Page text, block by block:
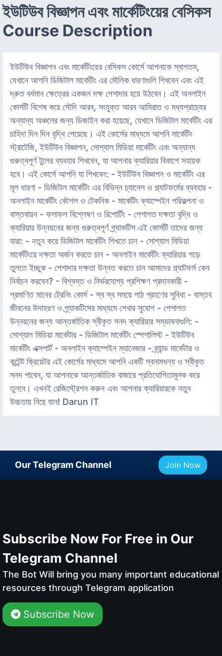
ইউটিউব বিজ্ঞাপন এবং মার্কেটিংয়ের বেসিকস
Course Description
ইউটিউব বিজ্ঞাপন এবং মার্কেটিংয়ের বেসিকস কোর্সে আপনাকে স্বাগতম,
যেখানে আপনি ডিজিটাল মার্কেটিং এর মৌলিক ধারণাগুলি শিখবেন এবং এই
দ্রুত বর্ধমান ক্ষেত্রের একজন দক্ষ পেশাদার হয়ে উঠবেন। এই অনলাইন
কোর্সটি বিশেষ করে সৌদি আরব, সংযুক্ত আরব আমিরাত ও মধ্যপ্রাচ্যের
অন্যান্য অঞ্চলের জন্য ডিজাইন করা হয়েছে, যেখানে ডিজিটাল মার্কেটিং এর
চাহিদা দিন দিন বৃদ্ধি পেয়েছে। এই কোর্সের মাধ্যমে আপনি মার্কেটিং
স্ট্রাটেজি, ইউটিউব বিজ্ঞাপন, সোশ্যাল মিডিয়া মার্কেটিং এবং অন্যান্য
গুরুত্বপূর্ণ টুলের ব্যবহার শিখবেন, যা আপনার ক্যারিয়ার বিকাশে সহায়ক
হবে। এই কোর্সে আপনি যা শিখবেন: - ইউটিউব বিজ্ঞাপন ও মার্কেটিং এর
মূল ধারণা - ডিজিটাল মার্কেটিং এর বিভিন্ন চ্যানেল ও প্ল্যাটফর্মের ব্যবহার -
অনলাইন মার্কেটিং কৌশল ও টেকনিক - মার্কেটিং ক্যাম্পেইন পরিকল্পনা ও
বাস্তবায়ন - ফলাফল বিশ্লেষণ ও রিপোর্টিং - পেশাগত দক্ষতা বৃদ্ধি ও
ক্যারিয়ার উন্নয়নের জন্য গুরুত্বপূর্ণ প্র্যাকটিস এই কোর্সটি তাদের জন্য
যারা: - নতুন করে ডিজিটাল মার্কেটিং শিখতে চান - সোশ্যাল মিডিয়া
মার্কেটিংয়ে দক্ষতা অর্জন করতে চান - অনলাইন মার্কেটিং ক্যারিয়ার গড়ে
তুলতে ইচ্ছুক - পেশাদার দক্ষতা উন্নত করতে চান আমাদের প্ল্যাটফর্ম কেন
নির্বাচন করবেন? - বিশ্বস্ত ও নির্ভরযোগ্য প্রশিক্ষণ প্রদানকারী -
প্রমাণিত মানের ট্রেনিং কোর্স - স্ব স্ব সময়ে পাঠ গ্রহণের সুবিধা - বাস্তব
জীবনের উদাহরণ ও প্র্যাকটিসের মাধ্যমে শেখার সুযোগ - পেশাগত
উন্নয়নের জন্য আন্তর্জাতিক স্বীকৃত সনদ ক্যারিয়ার সম্ভাবনাগুলি: -
সোশ্যাল মিডিয়া মার্কেটার - ডিজিটাল মার্কেটিং স্পেশালিস্ট - ইউটিউব
মার্কেটিং এক্সপার্ট - অনলাইন ক্যাম্পেইন ম্যানেজার - ব্র্যান্ড মার্কেটার ও
কন্টেন্ট ক্রিয়েটর এই কোর্সের মাধ্যমে আপনি একটি স্বনামধন্য ও স্বীকৃত
সনদ পাবেন, যা আপনাকে আন্তর্জাতিক বাজারে প্রতিযোগিতামূলক করে
তুলবে। এখনই রেজিস্ট্রেশন করুন এবং আপনার ক্যারিয়ারকে নতুন
উচ্চতায় নিয়ে যান! Darun IT
Our Telegram Channel Join Now
Subscribe Now For Free in Our
Telegram Channel
The Bot Will bring you many important educational
resources through Telegram application
Subscribe Now